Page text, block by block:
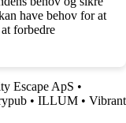
have behov for at
forbedre
Escape ApS •
• ILLUM • Vibrant